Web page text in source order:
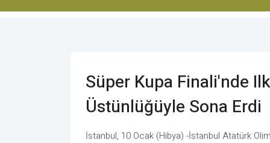
Süper Kupa Finali'nde
Üstünlüğüyle Sona Erdi
İstanbul, 10 Ocak (Hibya) -İstanbul Atatürk